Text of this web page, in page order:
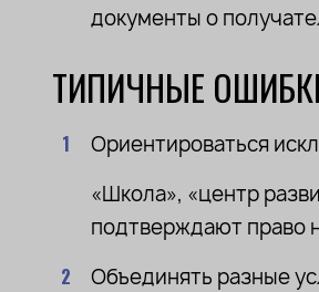
документы о
ТИПИЧНЫЕ
Ориентироваться
«Школа», «центр
подтверждают право
Объединять разные